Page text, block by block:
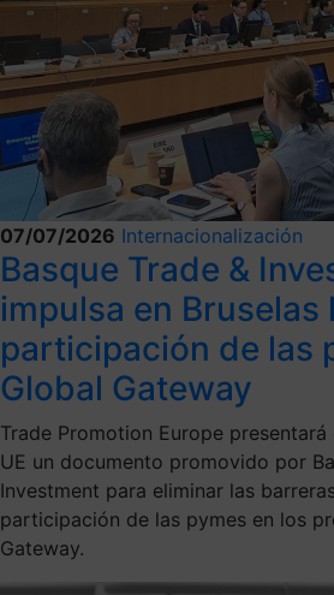
07/07/2026 Internacionalización
Basque Trade &
impulsa en Bruselas
participación de las
Global Gateway
Trade Promotion Europe
UE un documento promovido por
Investment para eliminar las
participación de las pymes en los
Gateway.